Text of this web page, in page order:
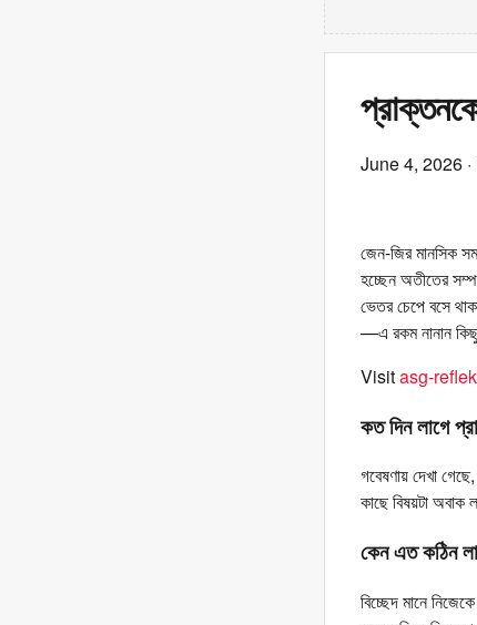
June 4, 2026
জেন-জির মানসিক
হচ্ছেন অতীতের
ভেতর চেপে বসে
—এ রকম নানান কিছু
Visitasg-
কত দিন লাগে
গবেষণায় দেখা
কাছে বিষয়টা
কেন এত কঠিন
বিচ্ছেদ মানে